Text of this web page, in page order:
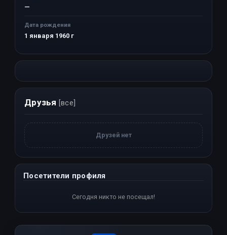
—
Дата рождения
1 января 1960 г
Друзья [все]
Друзей нет
Посетители профиля
Сегодня никто не посещал!